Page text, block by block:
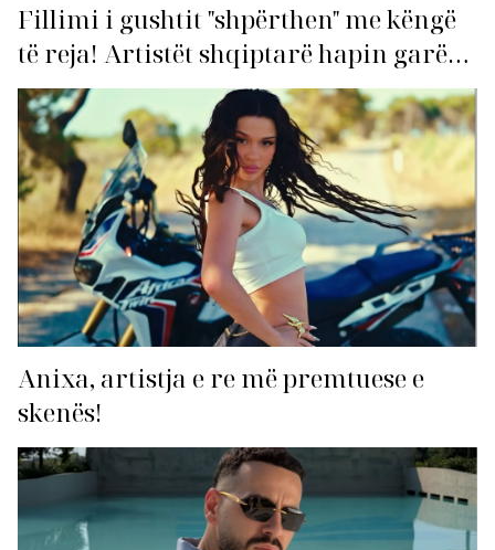
Fillimi i gushtit "shpërthen" me këngë
të reja! Artistët shqiptarë hapin garën
për hitin e verës!
Anixa, artistja e re më premtuese e
skenës!